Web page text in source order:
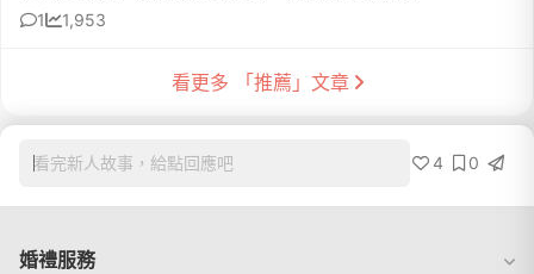
1
1,953
看更多 「推薦」文章
看完新人故事，給點回應吧 4 0
婚禮服務